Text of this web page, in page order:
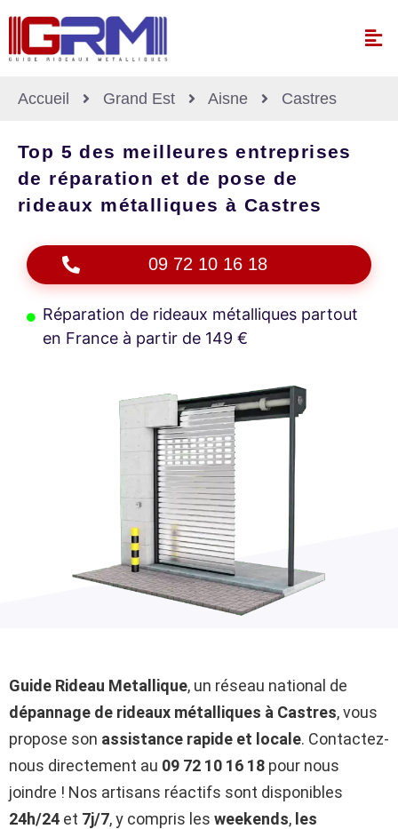
Accueil Grand Est Aisne Castres
Top 5 des meilleures entreprises
de réparation et de pose de
rideaux métalliques à Castres
09 72 10 16 18
Réparation de rideaux métalliques partout
en France à partir de 149 €
Guide Rideau Metallique, un réseau national de
dépannage de rideaux métalliques à Castres, vous
propose son assistance rapide et locale. Contactez-
nous directement au 09 72 10 16 18 pour nous
joindre ! Nos artisans réactifs sont disponibles
24h/24 et 7j/7, y compris les weekends, les